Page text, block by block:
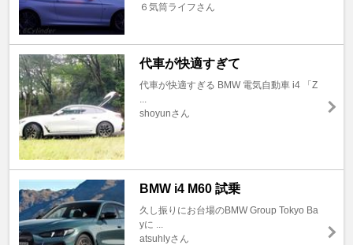
６気筒ライフさん
代車が快適すぎて
代車が快適すぎる BMW 電気自動車 i4 「Z
shoyunさん
BMW i4 M60 試乗
久し振りにお台場のBMW Group Tokyo Ba
yに ...
atsuhlyさん